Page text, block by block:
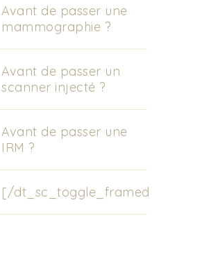
Avant de passer une
mammographie ?
Avant de passer un
scanner injecté ?
Avant de passer une
IRM ?
[/dt_sc_toggle_framed